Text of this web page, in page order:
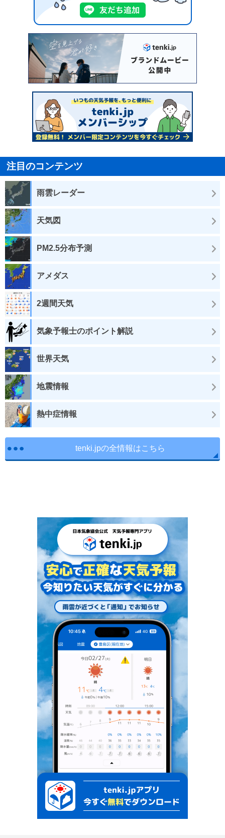
注目のコンテンツ
雨雲レーダー
天気図
PM2.5分布予測
アメダス
2週間天気
気象予報士のポイント解説
世界天気
地震情報
熱中症情報
tenki.jpの全情報はこちら